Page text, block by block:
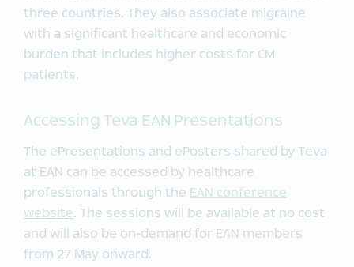
three countries. They also associate migraine
with a significant healthcare and economic
burden that includes higher costs for CM
patients.
Accessing Teva EAN Presentations
The ePresentations and ePosters shared by Teva
at EAN can be accessed by healthcare
professionals through the EAN conference
website. The sessions will be available at no cost
and will also be on-demand for EAN members
from 27 May onward.